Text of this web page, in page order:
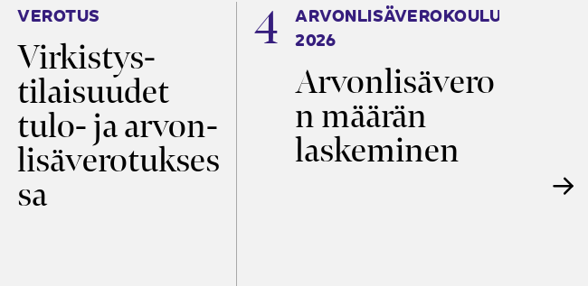
VEROTUS
Virkistys­
tilaisuudet
tulo- ja arvon­
lisäverotukses
sa
ARVONLISÄVEROKOULU
2026
Arvonlisävero
n määrän
laskeminen